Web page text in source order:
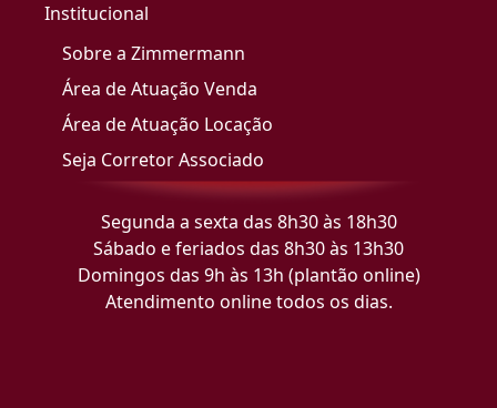
Institucional
Sobre a Zimmermann
Área de Atuação Venda
Área de Atuação Locação
Seja Corretor Associado
Segunda a sexta das 8h30 às 18h30
Sábado e feriados das 8h30 às 13h30
Domingos das 9h às 13h (plantão online)
Atendimento online todos os dias.